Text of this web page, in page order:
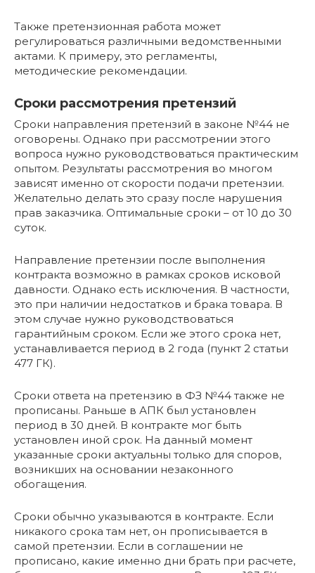
Также претензионная работа может
регулироваться различными ведомственными
актами. К примеру, это регламенты,
методические рекомендации.
Сроки рассмотрения претензий
Сроки направления претензий в законе №44 не
оговорены. Однако при рассмотрении этого
вопроса нужно руководствоваться практическим
опытом. Результаты рассмотрения во многом
зависят именно от скорости подачи претензии.
Желательно делать это сразу после нарушения
прав заказчика. Оптимальные сроки – от 10 до 30
суток.
Направление претензии после выполнения
контракта возможно в рамках сроков исковой
давности. Однако есть исключения. В частности,
это при наличии недостатков и брака товара. В
этом случае нужно руководствоваться
гарантийным сроком. Если же этого срока нет,
устанавливается период в 2 года (пункт 2 статьи
477 ГК).
Сроки ответа на претензию в ФЗ №44 также не
прописаны. Раньше в АПК был установлен
период в 30 дней. В контракте мог быть
установлен иной срок. На данный момент
указанные сроки актуальны только для споров,
возникших на основании незаконного
обогащения.
Сроки обычно указываются в контракте. Если
никакого срока там нет, он прописывается в
самой претензии. Если в соглашении не
прописано, какие именно дни брать при расчете,